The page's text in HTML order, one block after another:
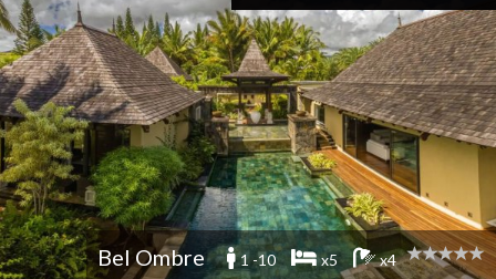
Bel Ombre 1 -10 x5 x4